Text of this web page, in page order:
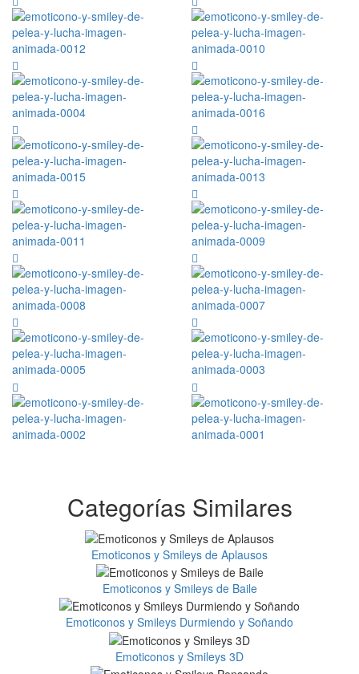
Categorías Similares
Emoticonos y Smileys de Aplausos
Emoticonos y Smileys de Baile
Emoticonos y Smileys Durmiendo y Soñando
Emoticonos y Smileys 3D